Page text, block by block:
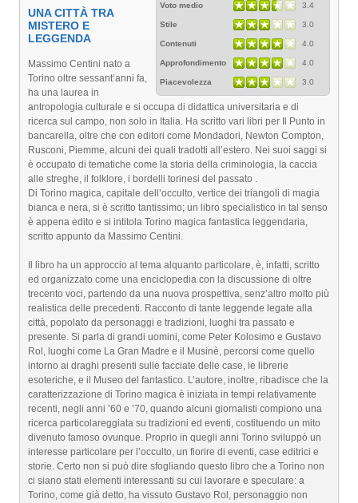
Voto medio 3.4
Stile 3.0
Contenuti 4.0
Approfondimento 4.0
Piacevolezza 3.0
UNA CITTÀ TRA
MISTERO E
LEGGENDA
Massimo Centini nato a
Torino oltre sessant’anni fa,
ha una laurea in
antropologia culturale e si occupa di didattica universitaria e di
ricerca sul campo, non solo in Italia. Ha scritto vari libri per Il Punto in
bancarella, oltre che con editori come Mondadori, Newton Compton,
Rusconi, Piemme, alcuni dei quali tradotti all’estero. Nei suoi saggi si
è occupato di tematiche come la storia della criminologia, la caccia
alle streghe, il folklore, i bordelli torinesi del passato .
Di Torino magica, capitale dell’occulto, vertice dei triangoli di magia
bianca e nera, si è scritto tantissimo; un libro specialistico in tal senso
è appena edito e si intitola Torino magica fantastica leggendaria,
scritto appunto da Massimo Centini.
Il libro ha un approccio al tema alquanto particolare, è, infatti, scritto
ed organizzato come una enciclopedia con la discussione di oltre
trecento voci, partendo da una nuova prospettiva, senz’altro molto più
realistica delle precedenti. Racconto di tante leggende legate alla
città, popolato da personaggi e tradizioni, luoghi tra passato e
presente. Si parla di grandi uomini, come Peter Kolosimo e Gustavo
Rol, luoghi come La Gran Madre e il Musinè, percorsi come quello
intorno ai draghi presenti sulle facciate delle case, le librerie
esoteriche, e il Museo del fantastico. L’autore, inoltre, ribadisce che la
caratterizzazione di Torino magica è iniziata in tempi relativamente
recenti, negli anni ’60 e ’70, quando alcuni giornalisti compiono una
ricerca particolareggiata su tradizioni ed eventi, costituendo un mito
divenuto famoso ovunque. Proprio in quegli anni Torino sviluppò un
interesse particolare per l’occulto, un fiorire di eventi, case editrici e
storie. Certo non si può dire sfogliando questo libro che a Torino non
ci siano stati elementi interessanti su cui lavorare e speculare: a
Torino, come già detto, ha vissuto Gustavo Rol, personaggio non